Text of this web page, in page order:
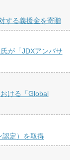
する義援金を寄贈
が「JDXアンバサ
ける「Global
認定）を取得